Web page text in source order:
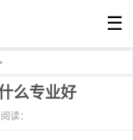
☰
么专业好
阅读：